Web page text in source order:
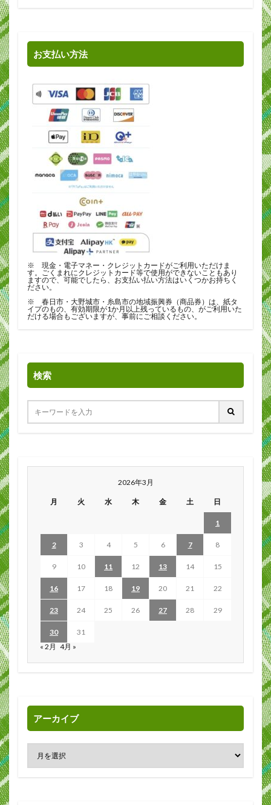
お支払い方法
※ 現金・電子マネー・クレジットカードがご利用いただけま
す。ごくまれにクレジットカード等で使用ができないこともあり
ますので、可能でしたら、お支払い払い方法はいくつかお持ちく
ださい。
※ 春日市・大野城市・糸島市の地域振興券（商品券）は、紙タ
イプのもの、有効期限が1か月以上残っているもの、がご利用いた
だける場合もございますが、事前にご相談ください。
検索
2026年3月
月 火 水 木 金 土 日
1
2 3 4 5 6 7 8
9 10 11 12 13 14 15
16 17 18 19 20 21 22
23 24 25 26 27 28 29
30
31
« 2月 4月 »
アーカイブ